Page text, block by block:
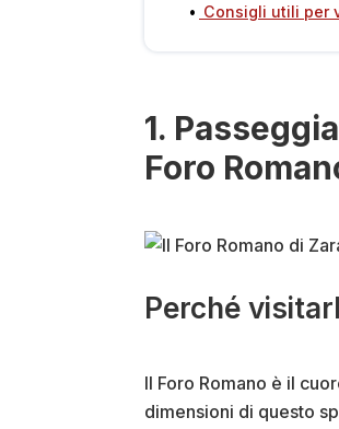
Consigli utili per
1.
Foro
Perché
Il Foro Romano è il
dimensioni di questo